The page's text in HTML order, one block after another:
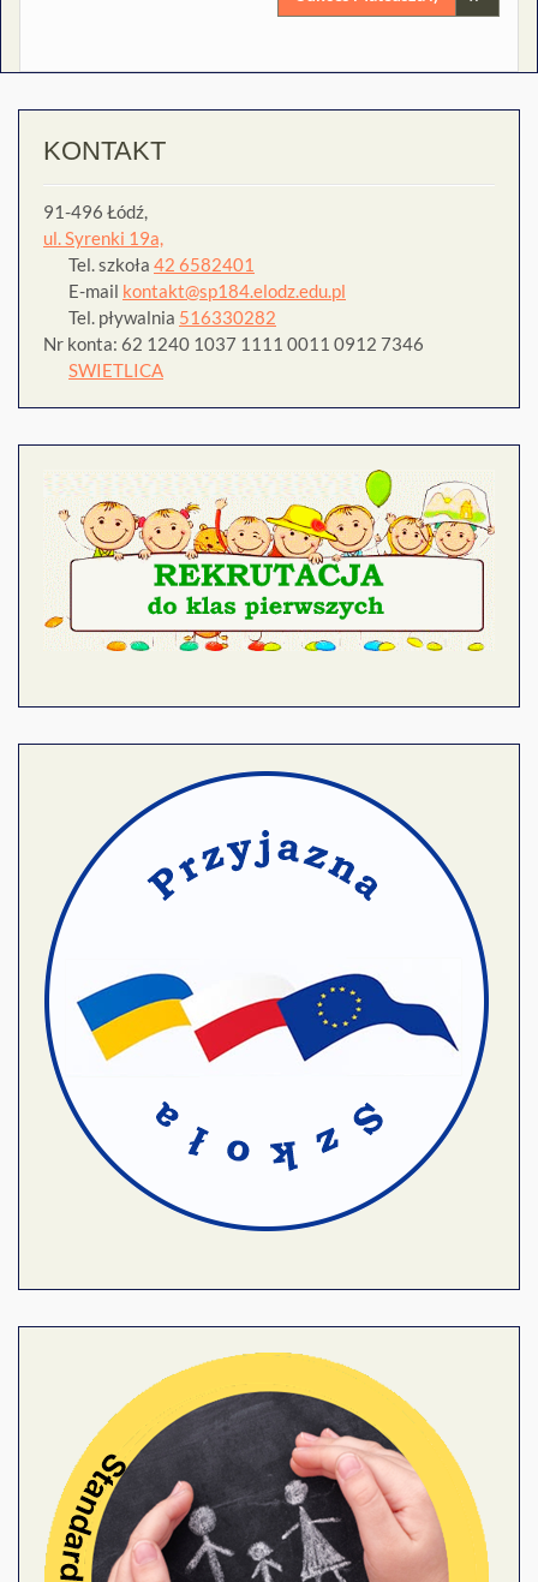
KONTAKT
91-496 Łódź,
ul. Syrenki 19a,
Tel. szkoła 42 6582401
E-mail kontakt@sp184.elodz.edu.pl
Tel. pływalnia 516330282
Nr konta: 62 1240 1037 1111 0011 0912 7346
SWIETLICA